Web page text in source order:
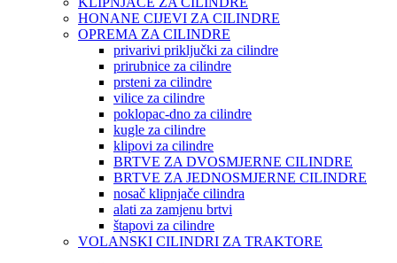
HONANE CIJEVI ZA CILINDRE
OPREMA ZA CILINDRE
privarivi priključki za cilindre
prirubnice za cilindre
prsteni za cilindre
vilice za cilindre
poklopac-dno za cilindre
kugle za cilindre
klipovi za cilindre
BRTVE ZA DVOSMJERNE CILINDRE
BRTVE ZA JEDNOSMJERNE CILINDRE
nosač klipnjače cilindra
alati za zamjenu brtvi
štapovi za cilindre
VOLANSKI CILINDRI ZA TRAKTORE